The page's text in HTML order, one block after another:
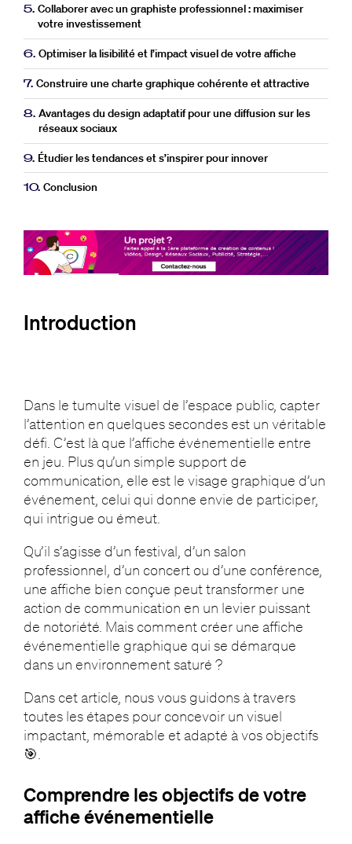
5. Collaborer avec un graphiste professionnel : maximiser
votre investissement
6. Optimiser la lisibilité et l’impact visuel de votre affiche
7. Construire une charte graphique cohérente et attractive
8. Avantages du design adaptatif pour une diffusion sur les
réseaux sociaux
9. Étudier les tendances et s’inspirer pour innover
10. Conclusion
Introduction
Dans le tumulte visuel de l’espace public, capter
l’attention en quelques secondes est un véritable
défi. C’est là que l’affiche événementielle entre
en jeu. Plus qu’un simple support de
communication, elle est le visage graphique d’un
événement, celui qui donne envie de participer,
qui intrigue ou émeut.
Qu’il s’agisse d’un festival, d’un salon
professionnel, d’un concert ou d’une conférence,
une affiche bien conçue peut transformer une
action de communication en un levier puissant
de notoriété. Mais comment créer une affiche
événementielle graphique qui se démarque
dans un environnement saturé ?
Dans cet article, nous vous guidons à travers
toutes les étapes pour concevoir un visuel
impactant, mémorable et adapté à vos objectifs
🎯.
Comprendre les objectifs de votre
affiche événementielle